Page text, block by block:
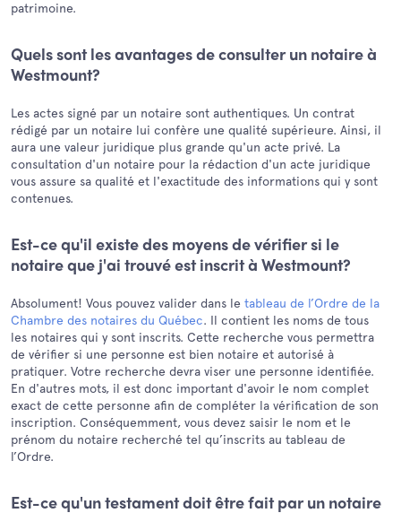
patrimoine.
Quels sont les avantages de consulter un notaire à
Westmount?
Les actes signé par un notaire sont authentiques. Un contrat
rédigé par un notaire lui confère une qualité supérieure. Ainsi, il
aura une valeur juridique plus grande qu'un acte privé. La
consultation d'un notaire pour la rédaction d'un acte juridique
vous assure sa qualité et l'exactitude des informations qui y sont
contenues.
Est-ce qu'il existe des moyens de vérifier si le
notaire que j'ai trouvé est inscrit à Westmount?
Absolument! Vous pouvez valider dans le tableau de l’Ordre de la
Chambre des notaires du Québec. Il contient les noms de tous
les notaires qui y sont inscrits. Cette recherche vous permettra
de vérifier si une personne est bien notaire et autorisé à
pratiquer. Votre recherche devra viser une personne identifiée.
En d'autres mots, il est donc important d'avoir le nom complet
exact de cette personne afin de compléter la vérification de son
inscription. Conséquemment, vous devez saisir le nom et le
prénom du notaire recherché tel qu’inscrits au tableau de
l’Ordre.
Est-ce qu'un testament doit être fait par un notaire